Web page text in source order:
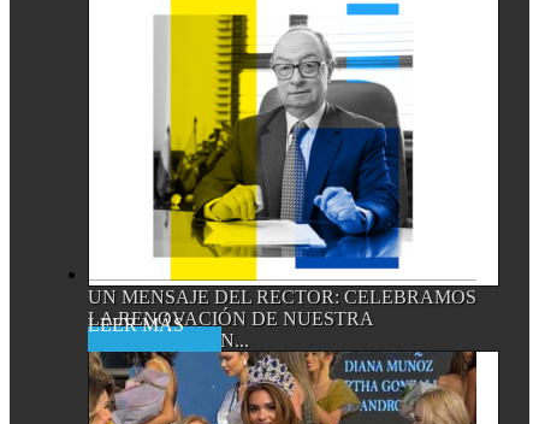
UN MENSAJE DEL RECTOR: CELEBRAMOS
LA RENOVACIÓN DE NUESTRA
ACREDITACIÓN...